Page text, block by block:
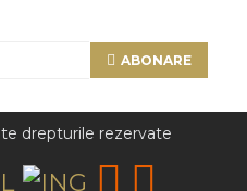
ABONARE
drepturile rezervate